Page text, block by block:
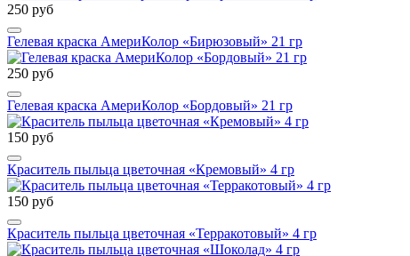
250 руб
Гелевая краска АмериКолор «Бирюзовый» 21 гр
250 руб
Гелевая краска АмериКолор «Бордовый» 21 гр
150 руб
Краситель пыльца цветочная «Кремовый» 4 гр
150 руб
Краситель пыльца цветочная «Терракотовый» 4 гр